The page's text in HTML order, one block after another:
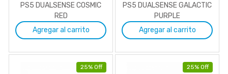
PS5 DUALSENSE COSMIC
RED
Agregar al carrito
PS5 DUALSENSE GALACTIC
PURPLE
Agregar al carrito
25% Off 25% Off